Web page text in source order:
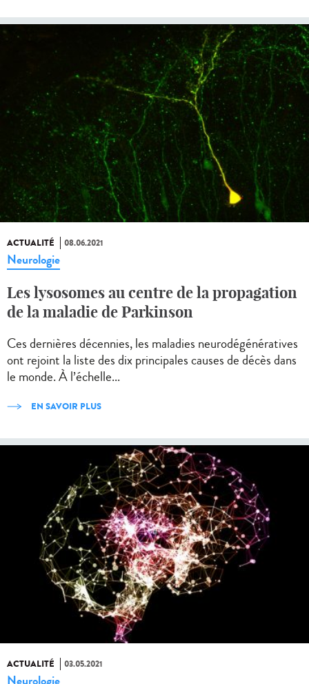
ACTUALITÉ 08.06.2021
Neurologie
Les lysosomes au centre de la propagation
de la maladie de Parkinson
Ces dernières décennies, les maladies neurodégénératives
ont rejoint la liste des dix principales causes de décès dans
le monde. À l’échelle...
EN SAVOIR PLUS
ACTUALITÉ 03.05.2021